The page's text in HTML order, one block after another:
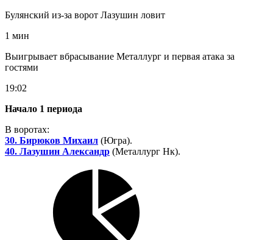
Булянский из-за ворот Лазушин ловит
1 мин
Выигрывает вбрасывание Металлург и первая атака за
гостями
19:02
Начало 1 периода
В воротах:
30. Бирюков Михаил (Югра).
40. Лазушин Александр (Металлург Нк).